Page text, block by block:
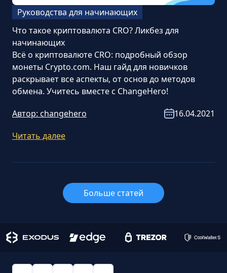
Руководства для начинающих
Что такое криптовалюта CRO? Ликбез для
начинающих
Всё о криптовалюте CRO: подробный обзор
монеты Crypto.com. Наш гайд для новичков
раскрывает все аспекты, от основ до методов
обмена. Учитесь вместе с ChangeHero!
Автор: changehero
16.04.2021
Читать далее
Больше cтатей